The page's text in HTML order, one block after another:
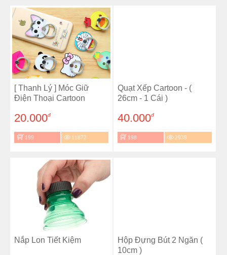
[ Thanh Lý ] Móc Giữ
Điện Thoại Cartoon
20.000đ
199 11872
Quạt Xếp Cartoon - (
26cm - 1 Cái )
40.000đ
198 2939
Nắp Lon Tiết Kiệm
Hộp Đựng Bút 2 Ngăn (
10cm )